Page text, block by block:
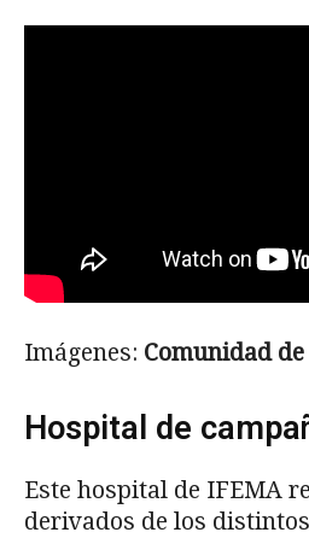
Imágenes: Comunidad
Hospital de
Este hospital de IFEMA
derivados de los